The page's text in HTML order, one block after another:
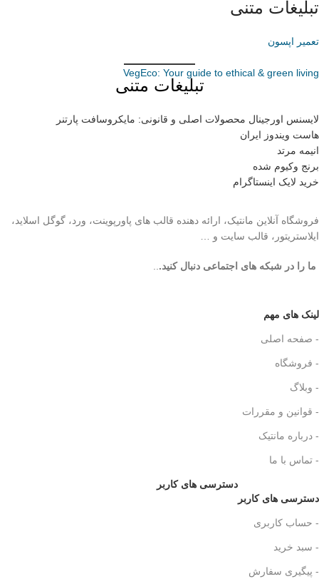
تبلیغات متنی
تعمیر اپسون
VegEco: Your guide to ethical & green living
تبلیغات متنی
لایسنس اورجینال محصولات اصلی و قانونی: مایکروسافت پارتنر
هاست ویندوز ایران
انیمه مرتد
برنج وکیوم شده
خرید لایک اینستاگرام
فروشگاه آنلاین مانتیک، ارائه دهنده قالب های پاورپوینت، ورد، گوگل اسلاید،
ایلاستریتور، قالب سایت و …
ما را در شبکه های اجتماعی دنبال کنید...
لینک های مهم
- صفحه اصلی
- فروشگاه
- وبلاگ
- قوانین و مقررات
- درباره مانتیک
- تماس با ما
دسترسی های کاربر
دسترسی های کاربر
- حساب کاربری
- سبد خرید
- پیگیری سفارش